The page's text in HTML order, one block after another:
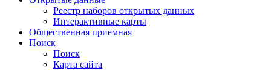
Реестр наборов открытых данных
Интерактивные карты
Общественная приемная
Поиск
Поиск
Карта сайта